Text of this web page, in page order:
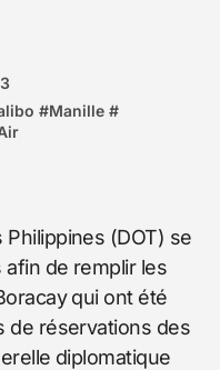
#Manille #
(DOT) se
afin de remplir les
qui ont été
de réservations des
diplomatique